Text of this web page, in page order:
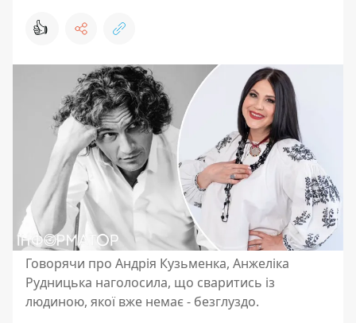
👍
Говорячи про Андрія Кузьменка, Анжеліка
Рудницька наголосила, що сваритись із
людиною, якої вже немає - безглуздо.